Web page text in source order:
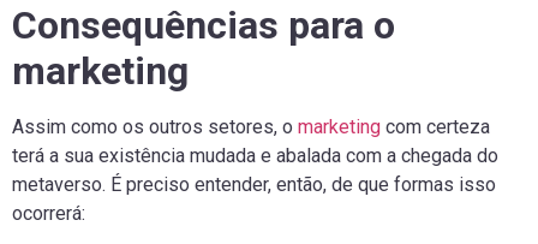
Consequências para o
marketing
Assim como os outros setores, o marketing com certeza
terá a sua existência mudada e abalada com a chegada do
metaverso. É preciso entender, então, de que formas isso
ocorrerá: